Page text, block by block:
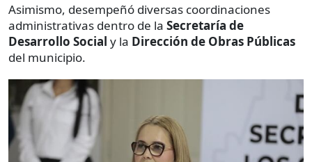
Asimismo, desempeñó diversas coordinaciones
administrativas dentro de la Secretaría de
Desarrollo Social y la Dirección de Obras Públicas
del municipio.